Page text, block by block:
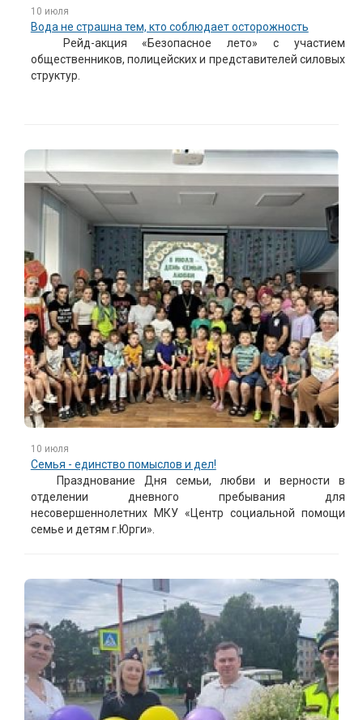
10 июля
Вода не страшна тем, кто соблюдает осторожность
Рейд-акция «Безопасное лето» с участием
общественников, полицейских и представителей силовых
структур.
10 июля
Семья - единство помыслов и дел!
Празднование Дня семьи, любви и верности в
отделении дневного пребывания для
несовершеннолетних МКУ «Центр социальной помощи
семье и детям г.Юрги».